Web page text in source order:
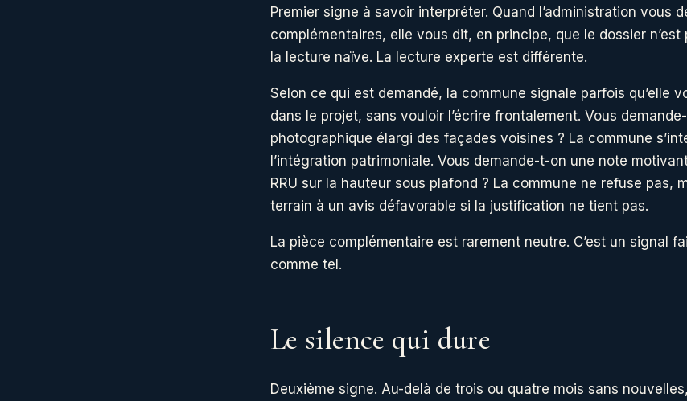
Premier signe à savoir interpréter. Quand l’administration vous
complémentaires, elle vous dit, en principe, que le dossier n’est
la lecture naïve. La lecture experte est différente.
Selon ce qui est demandé, la commune signale parfois qu’elle
dans le projet, sans vouloir l’écrire frontalement. Vous
photographique élargi des façades voisines ? La commune
l’intégration patrimoniale. Vous demande-t-on une note
RRU sur la hauteur sous plafond ? La commune ne refuse pas,
terrain à un avis défavorable si la justification ne tient pas.
La pièce complémentaire est rarement neutre. C’est un signal
comme tel.
Le silence qui dure
Deuxième signe. Au-delà de trois ou quatre mois sans